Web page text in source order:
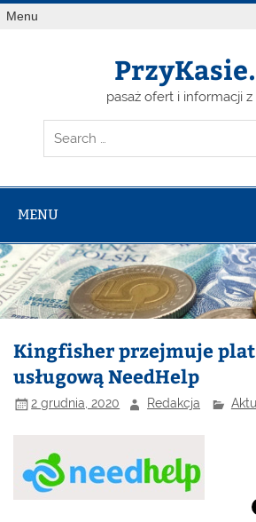
Skip
toMenu
pasaż ofert i informacji
MENU
Kingfisher przejmuje
usługową NeedHelp
2 grudnia, 2020 Redakcja